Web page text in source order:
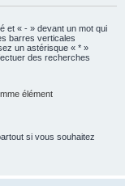
e
et « - » devant un mot qui
barres verticales
un astérisque « * »
des recherches
élément
si vous souhaitez